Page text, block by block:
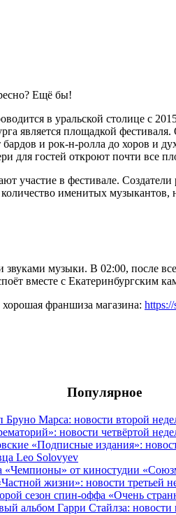
Ещё бы!
в уральской столице с
является площадкой
и рок-н-ролла до хоров и
для гостей откроют почти все
участие в фестивале.
именитых музыкантов,
звуками музыки. В 02:00, после
вместе с Екатеринбургским
франшиза магазина:
Популярное
Марса: новости второй
новости четвёртой
«Подписные издания»:
Leo Solovyev
«Чемпионы» от киностудии
жизни»: новости третьей
сезон спин-оффа «Очень
альбом Гарри Стайлза: новости